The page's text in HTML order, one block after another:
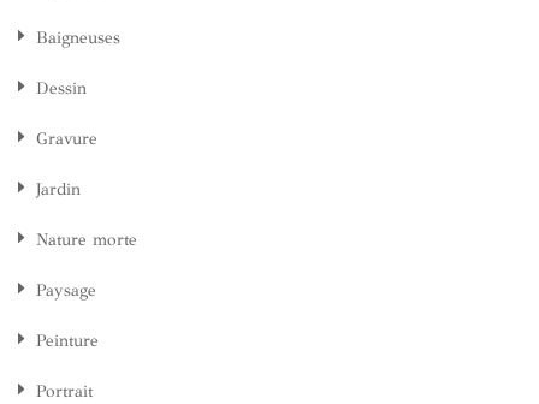
Baigneuses
Dessin
Gravure
Jardin
Nature morte
Paysage
Peinture
Portrait